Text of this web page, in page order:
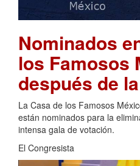
Nominados
los Famosos
después de
La Casa de los Famosos
están nominados para la
intensa gala de votación.
El Congresista